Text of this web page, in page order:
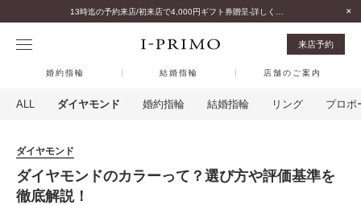
来店予約
婚約指輪 結婚指輪 店舗のご案内
ALL ダイヤモンド 婚約指輪 結婚指輪 リング プロポ
ダイヤモンド
ダイヤモンドのカラーって？選び方や評価基準を
徹底解説！